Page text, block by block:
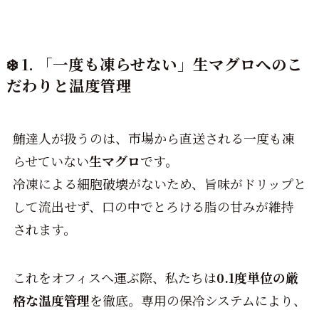
❄️ 1. 「一度も凍らせない」生マグロへのこ
だわりと温度管理
鮪達人が扱うのは、市場から直送される一度も凍
らせていない生マグロです。
冷凍による細胞破壊がないため、旨味がドリップと
して流出せず、口の中でとろける脂の甘みが維持
されます。
これをオフィスへ運ぶ際、私たちは0.1度単位の厳
格な温度管理を徹底。専用の保冷システムにより、